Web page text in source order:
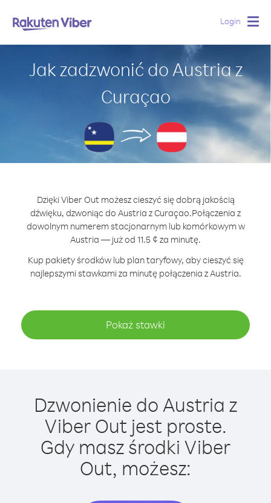
Login
Jak zadzwonić do Austria z
Curaçao
Dzięki Viber Out możesz cieszyć się dobrą jakością
dźwięku, dzwoniąc do Austria z Curaçao.Połączenia z
dowolnym numerem stacjonarnym lub komórkowym w
Austria — już od 11.5 ¢ za minutę.
Kup pakiety środków lub plan taryfowy, aby cieszyć się
najlepszymi stawkami za minutę połączenia z Austria.
Pokaż stawki
Dzwonienie do Austria z
Viber Out jest proste.
Gdy masz środki Viber
Out, możesz: